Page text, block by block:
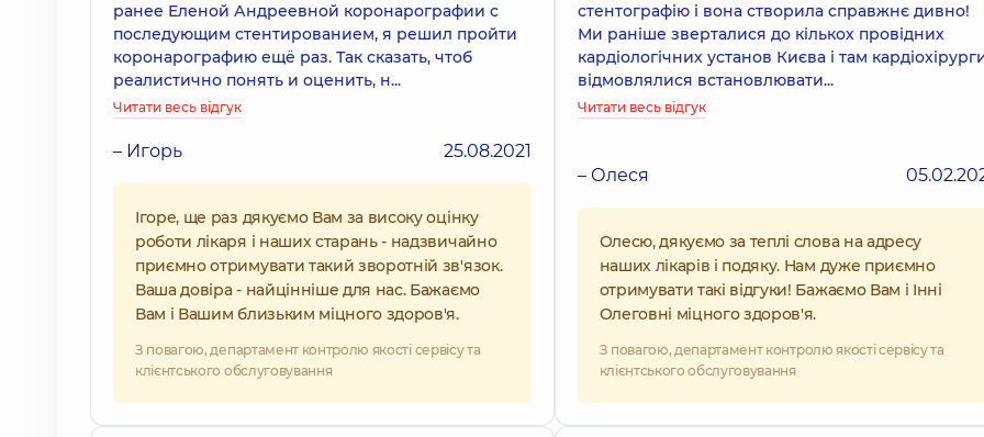
ранее Еленой Андреевной коронарографии с
последующим стентированием, я решил пройти
коронарографию ещё раз. Так сказать, чтоб
реалистично понять и оценить, н...
Читати весь відгук
– Игорь 25.08.2021
Ігоре, ще раз дякуємо Вам за високу оцінку
роботи лікаря і наших старань - надзвичайно
приємно отримувати такий зворотній зв'язок.
Ваша довіра - найцінніше для нас. Бажаємо
Вам і Вашим близьким міцного здоров'я.
З повагою, департамент контролю якості сервісу та
клієнтського обслуговування
стентографію і вона створила справжнє дивно!
Ми раніше зверталися до кількох провідних
кардіологічних установ Києва і там
відмовлялися встановлювати...
Читати весь відгук
– Олеся
Олесю, дякуємо за теплі слова на адресу
наших лікарів і подяку. Нам дуже приємно
отримувати такі відгуки! Бажаємо Вам і Інні
Олеговні міцного здоров'я.
З повагою, департамент контролю якості сервісу та
клієнтського обслуговування